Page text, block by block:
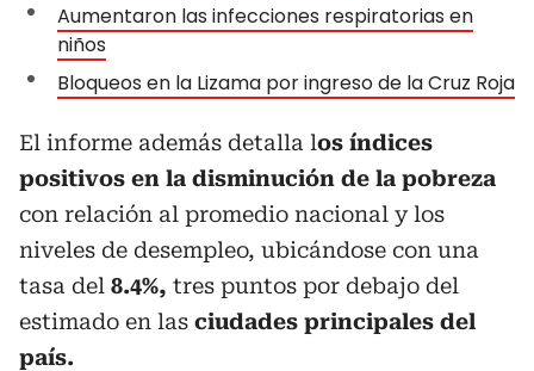
Aumentaron las infecciones respiratorias en
niños
Bloqueos en la Lizama por ingreso de la Cruz Roja
El informe además detalla los índices
positivos en la disminución de la pobreza
con relación al promedio nacional y los
niveles de desempleo, ubicándose con una
tasa del 8.4%, tres puntos por debajo del
estimado en las ciudades principales del
país.